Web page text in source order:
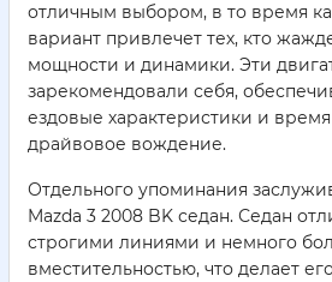
отличным выбором, в то время
вариант привлечет тех, кто
мощности и динамики. Эти
зарекомендовали себя,
ездовые характеристики и
драйвовое вождение.
Отдельного упоминания
Mazda 3 2008 BK седан. Седан
строгими линиями и немного
вместительностью, что делает